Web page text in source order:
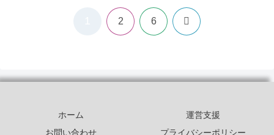
2 6 次
ホーム
運営支援
お問い合わせ
プライバシーポリシー